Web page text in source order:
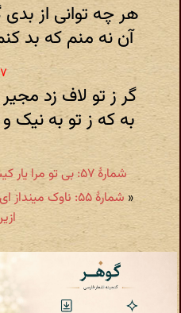
هر چه توانی از
آن نه منم که بد
گر ز تو لاف زد
به که ز تو به نیک
شمارهٔ ۵۷: بی تو مرا یار کیست؟ جان ستم سوخته
«
شمارهٔ ۵۵: ناوک